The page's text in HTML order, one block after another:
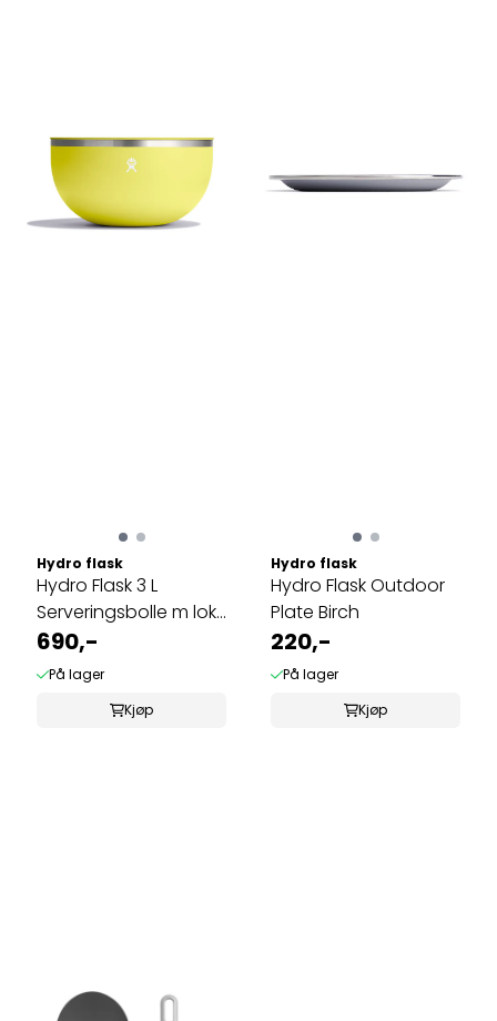
Hydro flask
Hydro Flask 3 L
Serveringsbolle m lokk
Cactus
690,-
På lager
Kjøp
Hydro flask
Hydro Flask Outdoor
Plate Birch
220,-
På lager
Kjøp